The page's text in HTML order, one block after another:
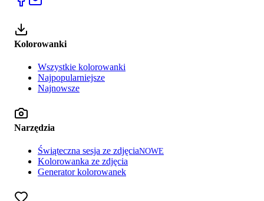
Kolorowanki
Wszystkie kolorowanki
Najpopularniejsze
Najnowsze
Narzędzia
Świąteczna sesja ze zdjęciaNOWE
Kolorowanka ze zdjęcia
Generator kolorowanek